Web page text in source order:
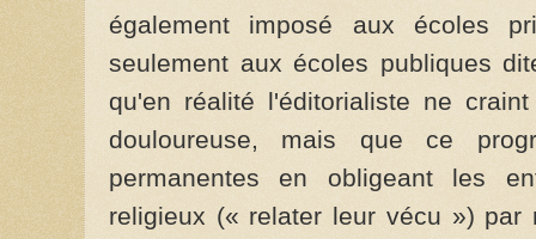
également imposé aux écoles
seulement aux écoles publiques
qu'en réalité l'éditorialiste ne
douloureuse, mais que ce
permanentes en obligeant les
religieux (« relater leur vécu »)